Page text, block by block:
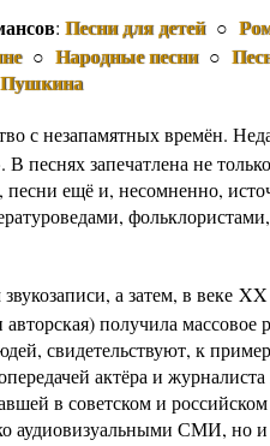
: Песни для детей○
○ Народные песни○
с незапамятных времён.
песнях запечатлена не
ещё и, несомненно,
а затем, в веке
получила массовое
свидетельствуют, к
актёра и
в советском и
аудиовизуальными СМИ, но